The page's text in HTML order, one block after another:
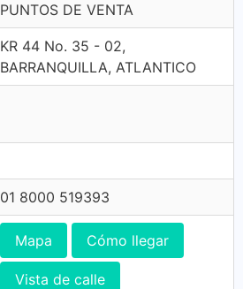
PUNTOS DE VENTA
KR 44 No. 35 - 02,
BARRANQUILLA, ATLANTICO
01 8000 519393
Mapa Cómo llegar
Vista de calle